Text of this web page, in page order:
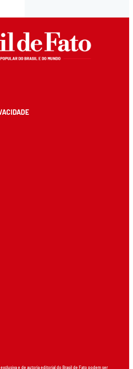
e de autoria editorial do Brasil de Fato podem ser